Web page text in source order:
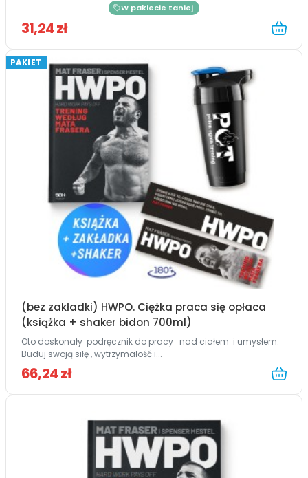
W pakiecie taniej
31,24 zł
PAKIET
(bez zakładki) HWPO. Ciężka praca się opłaca
(książka + shaker bidon 700ml)
Oto doskonały podręcznik do pracy nad ciałem i umysłem.
Buduj swoją siłę , wytrzymałość i...
66,24 zł